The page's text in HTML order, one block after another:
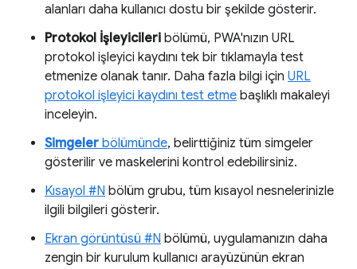
alanları daha kullanıcı dostu bir şekilde gösterir.
Protokol İşleyicileri bölümü, PWA'nızın URL
protokol işleyici kaydını tek bir tıklamayla test
etmenize olanak tanır. Daha fazla bilgi için URL
protokol işleyici kaydını test etme başlıklı makaleyi
inceleyin.
Simgeler bölümünde, belirttiğiniz tüm simgeler
gösterilir ve maskelerini kontrol edebilirsiniz.
Kısayol #N bölüm grubu, tüm kısayol nesnelerinizle
ilgili bilgileri gösterir.
Ekran görüntüsü #N bölümü, uygulamanızın daha
zengin bir kurulum kullanıcı arayüzünün ekran